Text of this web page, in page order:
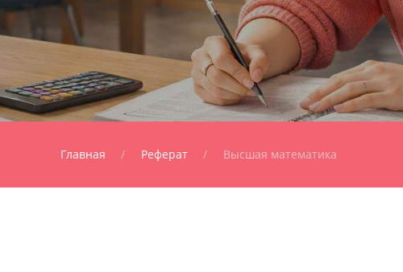
Главная Реферат Высшая математика